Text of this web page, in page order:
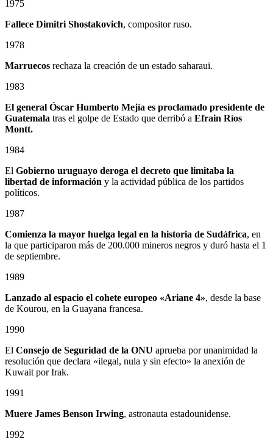
1975
Fallece Dimitri Shostakovich, compositor ruso.
1978
Marruecos rechaza la creación de un estado saharaui.
1983
El general Óscar Humberto Mejía es proclamado presidente de
Guatemala tras el golpe de Estado que derribó a Efrain Ríos
Montt.
1984
El Gobierno uruguayo deroga el decreto que limitaba la
libertad de información y la actividad pública de los partidos
políticos.
1987
Comienza la mayor huelga legal en la historia de Sudáfrica, en
la que participaron más de 200.000 mineros negros y duró hasta el 1
de septiembre.
1989
Lanzado al espacio el cohete europeo «Ariane 4», desde la base
de Kourou, en la Guayana francesa.
1990
El Consejo de Seguridad de la ONU aprueba por unanimidad la
resolución que declara «ilegal, nula y sin efecto» la anexión de
Kuwait por Irak.
1991
Muere James Benson Irwing, astronauta estadounidense.
1992